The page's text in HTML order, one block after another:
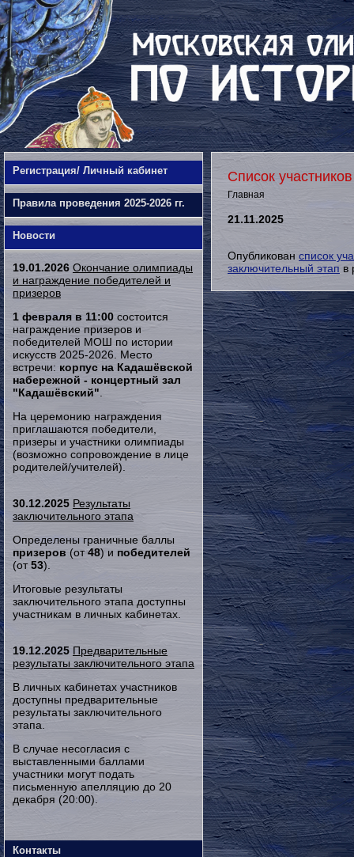
Регистрация/ Личный кабинет
Правила проведения 2025-2026 гг.
Новости
19.01.2026 Окончание олимпиады
и награждение победителей и
призеров
1 февраля в 11:00 состоится
награждение призеров и
победителей МОШ по истории
искусств 2025-2026. Место
встречи: корпус на Кадашёвской
набережной - концертный зал
"Кадашёвский"
На церемонию награждения
приглашаются победители,
призеры и участники олимпиады
(возможно сопровождение в лице
родителей/учителей).
30.12.2025 Результаты
заключительного этапа
Определены граничные баллы
призеров (от48) и победителей
(от53).
Итоговые результаты
заключительного этапа доступны
участникам в личных кабинетах.
19.12.2025 Предварительные
результаты заключительного этапа
В личных кабинетах участников
доступны предварительные
результаты заключительного
этапа.
В случае несогласия с
выставленными баллами
участники могут подать
письменную апелляцию до 20
декабря (20:00).
Контакты
Список
Главная
21.11.2025
Опубликован список
заключительный этап в